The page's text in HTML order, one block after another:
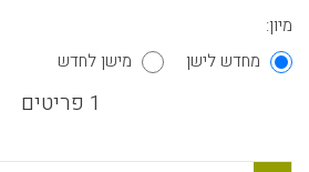
מיון:
מחדש לישן
מישן לחדש
1 פריטים